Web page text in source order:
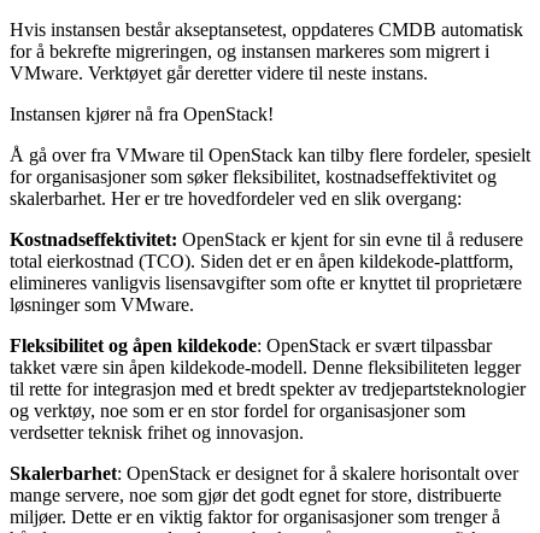
Hvis instansen består akseptansetest, oppdateres CMDB automatisk
for å bekrefte migreringen, og instansen markeres som migrert i
VMware. Verktøyet går deretter videre til neste instans.
Instansen kjører nå fra OpenStack!
Å gå over fra VMware til OpenStack kan tilby flere fordeler, spesielt
for organisasjoner som søker fleksibilitet, kostnadseffektivitet og
skalerbarhet. Her er tre hovedfordeler ved en slik overgang:
Kostnadseffektivitet: OpenStack er kjent for sin evne til å redusere
total eierkostnad (TCO). Siden det er en åpen kildekode-plattform,
elimineres vanligvis lisensavgifter som ofte er knyttet til proprietære
løsninger som VMware.
Fleksibilitet og åpen kildekode: OpenStack er svært tilpassbar
takket være sin åpen kildekode-modell. Denne fleksibiliteten legger
til rette for integrasjon med et bredt spekter av tredjepartsteknologier
og verktøy, noe som er en stor fordel for organisasjoner som
verdsetter teknisk frihet og innovasjon.
Skalerbarhet: OpenStack er designet for å skalere horisontalt over
mange servere, noe som gjør det godt egnet for store, distribuerte
miljøer. Dette er en viktig faktor for organisasjoner som trenger å